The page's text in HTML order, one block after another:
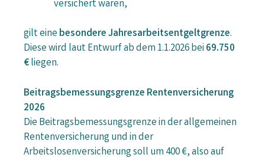
versichert waren,
gilt eine besondere Jahresarbeitsentgeltgrenze.
Diese wird laut Entwurf ab dem 1.1.2026 bei 69.750
€liegen.
Beitragsbemessungsgrenze Rentenversicherung
2026
Die Beitragsbemessungsgrenze in der allgemeinen
Rentenversicherung und in der
Arbeitslosenversicherung soll um 400 €, also auf